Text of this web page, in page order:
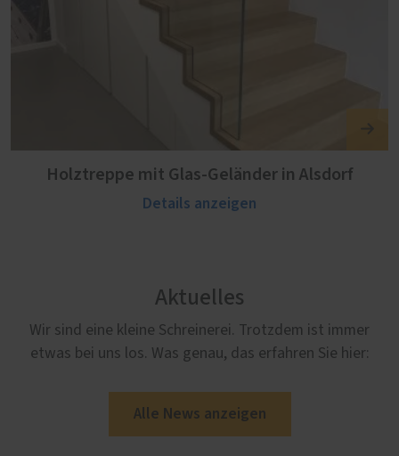
Holztreppe mit Glas-Geländer in Alsdorf
Details anzeigen
Aktuelles
Wir sind eine kleine Schreinerei. Trotzdem ist immer
etwas bei uns los. Was genau, das erfahren Sie hier:
Alle News anzeigen